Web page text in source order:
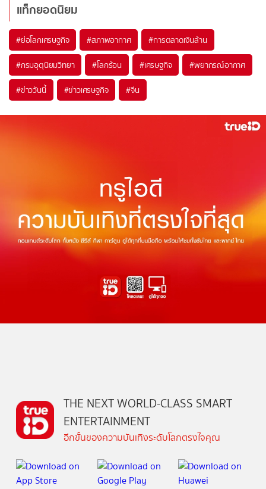
แท็กยอดนิยม
#ย่อโลกเศรษฐกิจ #สภาพอากาศ #การตลาดเงินล้าน
#กรมอุตุนิยมวิทยา #โลกร้อน #เศรษฐกิจ #พยากรณ์อากาศ
#ข่าววันนี้ #ข่าวเศรษฐกิจ #จีน
THE NEXT WORLD-CLASS SMART
ENTERTAINMENT
อีกขั้นของความบันเทิงระดับโลกตรงใจคุณ